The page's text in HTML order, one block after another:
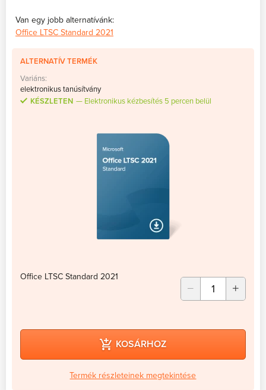
Van egy jobb alternatívánk:
Office LTSC Standard 2021
ALTERNATÍV TERMÉK
Variáns:
elektronikus tanúsítvány
KÉSZLETEN
Elektronikus kézbesítés 5 percen belül
Office LTSC Standard 2021
KOSÁRHOZ
Termék részleteinek megtekintése